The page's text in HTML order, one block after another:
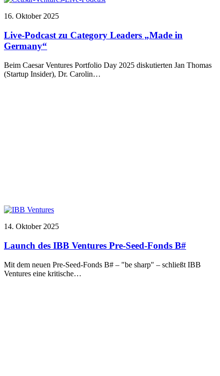
16. Oktober 2025
Live-Podcast zu Category Leaders „Made in
Germany“
Beim Caesar Ventures Portfolio Day 2025 diskutierten Jan Thomas
(Startup Insider), Dr. Carolin…
14. Oktober 2025
Launch des IBB Ventures Pre-Seed-Fonds B#
Mit dem neuen Pre-Seed-Fonds B# – "be sharp" – schließt IBB
Ventures eine kritische…